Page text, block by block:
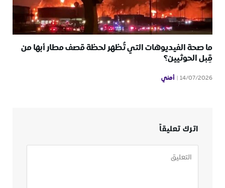
ما صحة الفيديوهات التي تُظهر لحظة قصف مطار أبها من
قِبل الحوثيين؟
14/07/2026 أمني
اترك تعليقاً